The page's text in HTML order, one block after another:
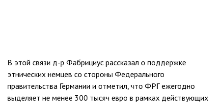
В этой связи д-р Фабрициус рассказал о поддержке
этнических немцев со стороны Федерального
правительства Германии и отметил, что ФРГ ежегодно
выделяет не менее 300 тысяч евро в рамках действующих